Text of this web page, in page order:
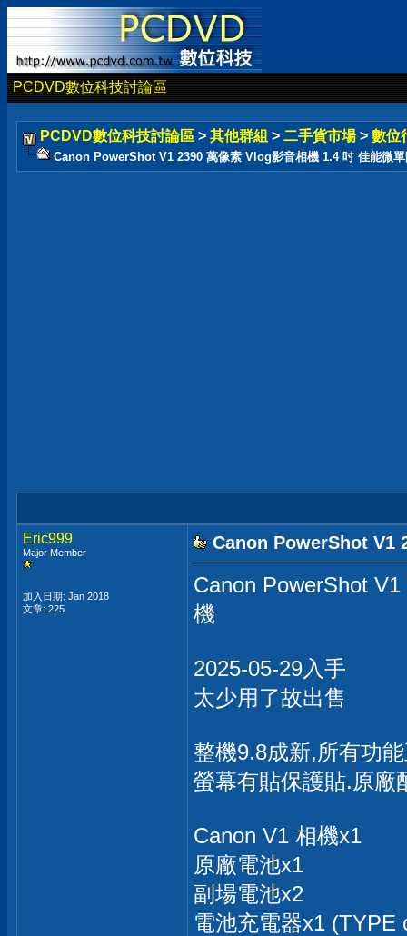
PCDVD數位科技討論區
PCDVD數位科技討論區 > 其他群組 > 二手貨市場 > 數位
Canon PowerShot V1 2390 萬像素 Vlog影音相機 1.4 吋 佳能微
Eric999
Major Member
加入日期: Jan 2018
文章: 225
Canon PowerShot V1
Canon PowerShot
機
2025-05-29入手
太少用了故出售
整機9.8成新,所有功
螢幕有貼保護貼.原廠
Canon V1 相機x1
原廠電池x1
副場電池x2
電池充電器x1 (TYPE